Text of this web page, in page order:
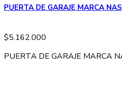
PUERTA DE GARAJE MARCA
$5.162.000
PUERTA DE GARAJE MARCA